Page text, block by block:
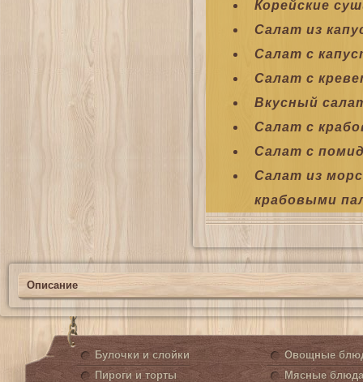
Корейские
Салат из
Салат с
Салат с
Вкусный
Салат с
Салат с
Салат из
крабовыми
Описание
Булочки и слойки
Пироги и торты
Овощные
Мясные блюда